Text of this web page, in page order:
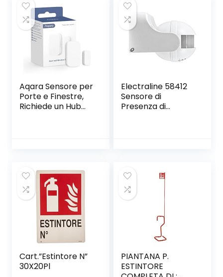
reale del sensore
di
movimento(Tapo
C200)
20 pezzi)
Aqara Sensore per
Porte e Finestre,
Richiede un Hub
Intelligente,
Compatibile con
Apple HomeKit,
Alexa, IFTTT
Electraline 58412
Sensore di
Presenza di
Cart.”Estintore N”
30X20Pl
PIANTANA P.
ESTINTORE